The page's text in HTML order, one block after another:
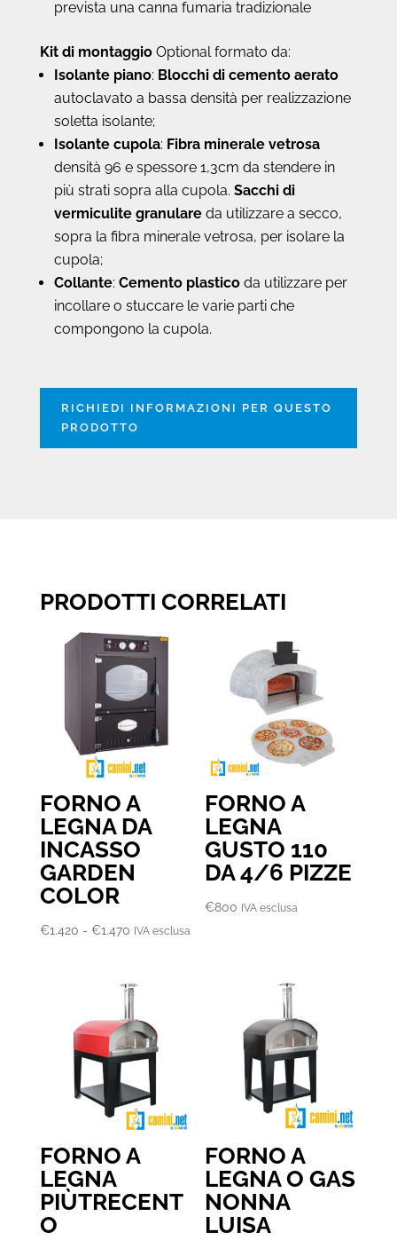
prevista una canna fumaria tradizionale
Kit di montaggioOptional formato da:
Isolante piano: Blocchi di cemento aerato
autoclavato a bassa densità per realizzazione
soletta isolante;
Isolante cupola: Fibra minerale vetrosa
densità 96 e spessore 1,3cm da stendere in
più strati sopra alla cupola. Sacchi di
vermiculite granulareda utilizzare a secco,
sopra la fibra minerale vetrosa, per isolare la
cupola;
Collante: Cemento plasticoda utilizzare per
incollare o stuccare le varie parti che
compongono la cupola.
RICHIEDI INFORMAZIONI PER QUESTO
PRODOTTO
PRODOTTI CORRELATI
FORNO A
LEGNA DA
INCASSO
GARDEN
COLOR
€1.420 - €1.470Fascia
da
€1.420
a
€1.470
IVA esclusa
FORNO A
LEGNA
GUSTO 110
DA 4/6 PIZZE
€800 IVA esclusa
FORNO A
LEGNA
PIÙTRECENT
O
FORNO A
LEGNA O GAS
NONNA
LUISA